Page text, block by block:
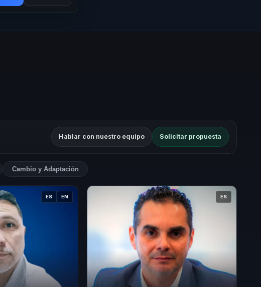
Hablar con nuestro equipo Solicitar propuesta
Cambio y Adaptación
ES EN ES